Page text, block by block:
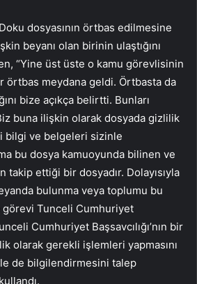
dosyasının örtbas edilmesine
beyanı olan birinin ulaştığını
“Yine üst üste o kamu görevlisinin
örtbas meydana geldi. Örtbasta da
bize açıkça belirtti. Bunları
buna ilişkin olarak dosyada gizlilik
bilgi ve belgeleri sizinle
bu dosya kamuoyunda bilinen ve
takip ettiği bir dosyadır. Dolayısıyla
bulunma veya toplumu bu
Tunceli Cumhuriyet
Cumhuriyet Başsavcılığı’nın bir
olarak gerekli işlemleri yapmasını
de bilgilendirmesini talep